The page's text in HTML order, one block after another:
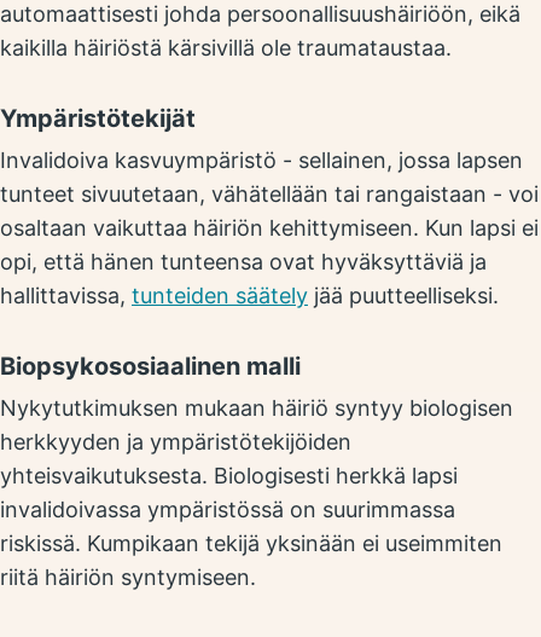
automaattisesti johda persoonallisuushäiriöön, eikä
kaikilla häiriöstä kärsivillä ole traumataustaa.
Ympäristötekijät
Invalidoiva kasvuympäristö - sellainen, jossa lapsen
tunteet sivuutetaan, vähätellään tai rangaistaan - voi
osaltaan vaikuttaa häiriön kehittymiseen. Kun lapsi ei
opi, että hänen tunteensa ovat hyväksyttäviä ja
hallittavissa, tunteiden säätely jää puutteelliseksi.
Biopsykososiaalinen malli
Nykytutkimuksen mukaan häiriö syntyy biologisen
herkkyyden ja ympäristötekijöiden
yhteisvaikutuksesta. Biologisesti herkkä lapsi
invalidoivassa ympäristössä on suurimmassa
riskissä. Kumpikaan tekijä yksinään ei useimmiten
riitä häiriön syntymiseen.